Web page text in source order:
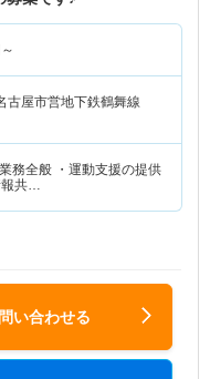
古屋市営地下鉄鶴舞線
務全般 ・運動支援の提供
報共…
い合わせる